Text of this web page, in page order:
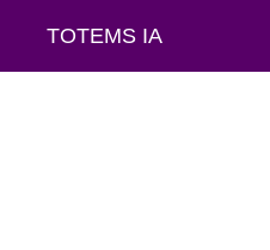
TOTEMS IA